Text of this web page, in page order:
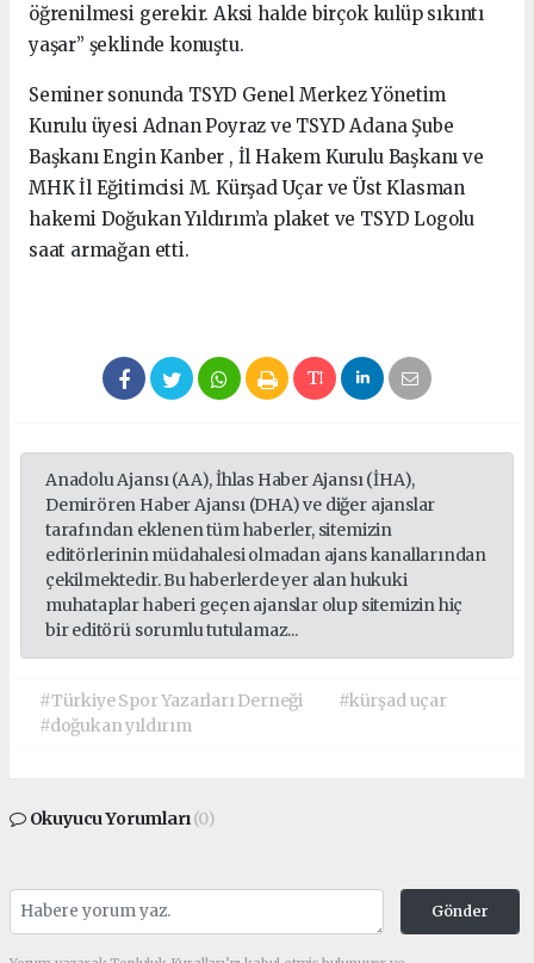
öğrenilmesi gerekir. Aksi halde birçok kulüp sıkıntı
yaşar” şeklinde konuştu.
Seminer sonunda TSYD Genel Merkez Yönetim
Kurulu üyesi Adnan Poyraz ve TSYD Adana Şube
Başkanı Engin Kanber , İl Hakem Kurulu Başkanı ve
MHK İl Eğitimcisi M. Kürşad Uçar ve Üst Klasman
hakemi Doğukan Yıldırım’a plaket ve TSYD Logolu
saat armağan etti.
Anadolu Ajansı (AA), İhlas Haber Ajansı (İHA),
Demirören Haber Ajansı (DHA) ve diğer ajanslar
tarafından eklenen tüm haberler, sitemizin
editörlerinin müdahalesi olmadan ajans kanallarından
çekilmektedir. Bu haberlerde yer alan hukuki
muhataplar haberi geçen ajanslar olup sitemizin hiç
bir editörü sorumlu tutulamaz...
#Türkiye Spor Yazarları Derneği
#kürşad uçar
#doğukan yıldırım
Okuyucu Yorumları(0)
Gönder